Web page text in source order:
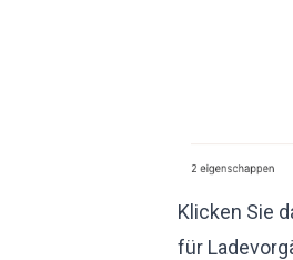
Klicken Sie
für